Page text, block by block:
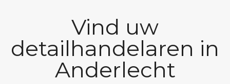
Vind uw
detailhandelaren in
Anderlecht